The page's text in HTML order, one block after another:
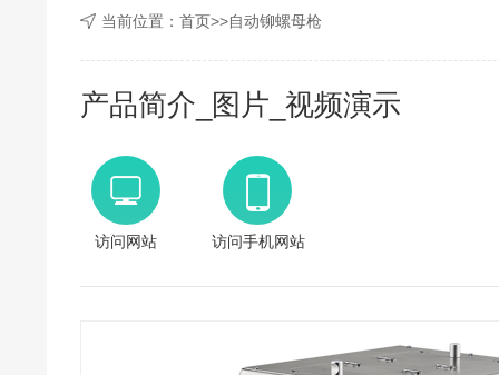
当前位置： 首页>>自动铆螺母枪
产品简介_图片_视频演示
访问网站 访问手机网站